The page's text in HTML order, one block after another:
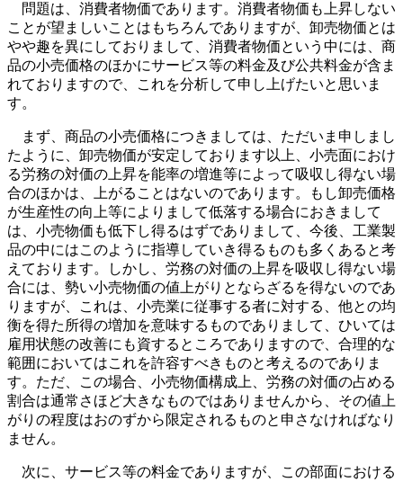
問題は、消費者物価であります。消費者物価も上昇しない
ことが望ましいことはもちろんでありますが、卸売物価とは
やや趣を異にしておりまして、消費者物価という中には、商
品の小売価格のほかにサービス等の料金及び公共料金が含ま
れておりますので、これを分析して申し上げたいと思いま
す。
まず、商品の小売価格につきましては、ただいま申しまし
たように、卸売物価が安定しております以上、小売面におけ
る労務の対価の上昇を能率の増進等によって吸収し得ない場
合のほかは、上がることはないのであります。もし卸売価格
が生産性の向上等によりまして低落する場合におきまして
は、小売物価も低下し得るはずでありまして、今後、工業製
品の中にはこのように指導していき得るものも多くあると考
えております。しかし、労務の対価の上昇を吸収し得ない場
合には、勢い小売物価の値上がりとならざるを得ないのであ
りますが、これは、小売業に従事する者に対する、他との均
衡を得た所得の増加を意味するものでありまして、ひいては
雇用状態の改善にも資するところでありますので、合理的な
範囲においてはこれを許容すべきものと考えるのでありま
す。ただ、この場合、小売物価構成上、労務の対価の占める
割合は通常さほど大きなものではありませんから、その値上
がりの程度はおのずから限定されるものと申さなければなり
ません。
次に、サービス等の料金でありますが、この部面における